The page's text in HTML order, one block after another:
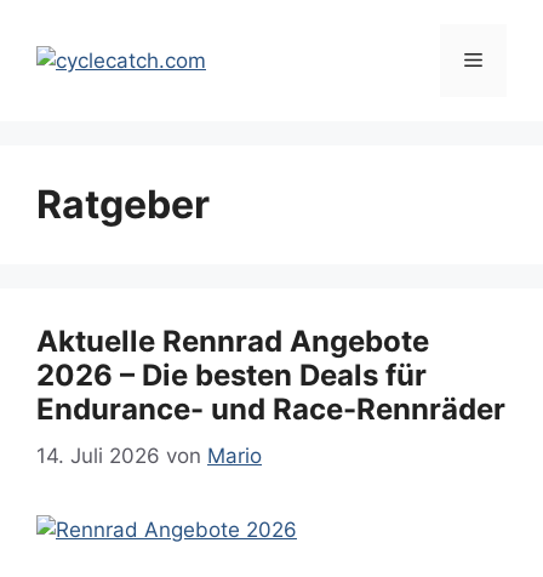
Inhalt
springen
Menü
Ratgeber
Aktuelle Rennrad Angebote
2026 – Die besten Deals für
Endurance- und Race-Rennräder
14. Juli 2026 von Mario